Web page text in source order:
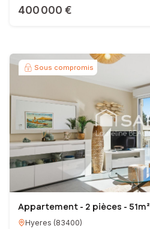
400 000 €
Sous compromis
Appartement - 2 pièces - 51m²
Hyeres (83400)